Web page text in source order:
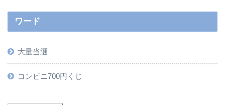
ワード
大量当選
コンビニ700円くじ